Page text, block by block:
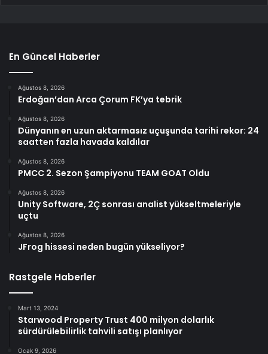
En Güncel Haberler
Ağustos 8, 2026
Erdoğan’dan Arca Çorum FK’ya tebrik
Ağustos 8, 2026
Dünyanın en uzun aktarmasız uçuşunda tarihi rekor: 24
saatten fazla havada kaldılar
Ağustos 8, 2026
PMCC 2. Sezon Şampiyonu TEAM GOAT Oldu
Ağustos 8, 2026
Unity Software, 2Ç sonrası analist yükseltmeleriyle
uçtu
Ağustos 8, 2026
JFrog hissesi neden bugün yükseliyor?
Rastgele Haberler
Mart 13, 2024
Starwood Property Trust 400 milyon dolarlık
sürdürülebilirlik tahvili satışı planlıyor
Ocak 9, 2026